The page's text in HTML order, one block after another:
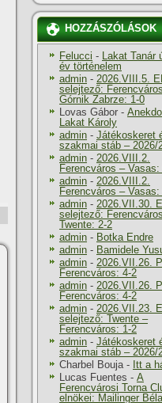
HOZZÁSZÓLÁSOK
Felucci - Lakat Tanár
év történelem
admin - 2026.VIII.5.
selejtező:
Górnik Zabrze: 1-0
Lovas Gábor -
Lakat Károly
admin - Játékoskeret
szakmai stáb – 2026/
admin - 2026.VIII.2.
Ferencváros – Vasas:
admin - 2026.VIII.2.
Ferencváros – Vasas:
admin - 2026.VII.30.
selejtező:
Twente: 2-2
admin - Botka Endre
admin - Bamidele
admin - 2026.VII.26.
Ferencváros: 4-2
admin - 2026.VII.26.
Ferencváros: 4-2
admin - 2026.VII.23.
selejtező: Twente –
Ferencváros: 1-2
admin - Játékoskeret
szakmai stáb – 2026/
Charbel Bouja- Itt a
Lucas Fuentes - A
Ferencvárosi Torna
elnökei: Mailinger Béla